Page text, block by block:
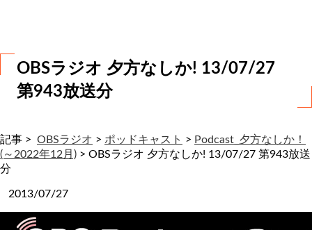
OBSラジオ 夕方なしか! 13/07/27
第943放送分
記事 > OBSラジオ > ポッドキャスト > Podcast_夕方なしか！
(～2022年12月) > OBSラジオ 夕方なしか! 13/07/27 第943放送
分
2013/07/27